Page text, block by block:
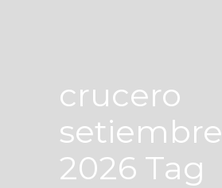
crucero
setiembre
2026 Tag